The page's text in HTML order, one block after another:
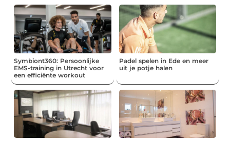
Symbiont360: Persoonlijke
EMS-training in Utrecht voor
een efficiënte workout
Padel spelen in Ede en meer
uit je potje halen